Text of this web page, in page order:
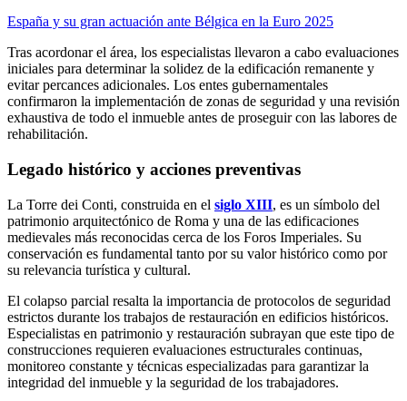
España y su gran actuación ante Bélgica en la Euro 2025
Tras acordonar el área, los especialistas llevaron a cabo evaluaciones
iniciales para determinar la solidez de la edificación remanente y
evitar percances adicionales. Los entes gubernamentales
confirmaron la implementación de zonas de seguridad y una revisión
exhaustiva de todo el inmueble antes de proseguir con las labores de
rehabilitación.
Legado histórico y acciones preventivas
La Torre dei Conti, construida en el siglo XIII, es un símbolo del
patrimonio arquitectónico de Roma y una de las edificaciones
medievales más reconocidas cerca de los Foros Imperiales. Su
conservación es fundamental tanto por su valor histórico como por
su relevancia turística y cultural.
El colapso parcial resalta la importancia de protocolos de seguridad
estrictos durante los trabajos de restauración en edificios históricos.
Especialistas en patrimonio y restauración subrayan que este tipo de
construcciones requieren evaluaciones estructurales continuas,
monitoreo constante y técnicas especializadas para garantizar la
integridad del inmueble y la seguridad de los trabajadores.